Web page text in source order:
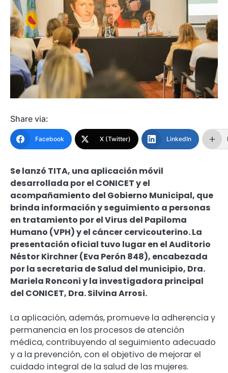
Share via:
Facebook X (Twitter) LinkedIn
Se lanzó TITA, una aplicación móvil
desarrollada por el CONICET y el
acompañamiento del Gobierno Municipal, que
brinda información y seguimiento a personas
en tratamiento por el Virus del Papiloma
Humano (VPH) y el cáncer cervicouterino. La
presentación oficial tuvo lugar en el Auditorio
Néstor Kirchner (Eva Perón 848), encabezada
por la secretaria de Salud del municipio, Dra.
Mariela Ronconi y la investigadora principal
del CONICET, Dra. Silvina Arrosi.
La aplicación, además, promueve la adherencia y
permanencia en los procesos de atención
médica, contribuyendo al seguimiento adecuado
y a la prevención, con el objetivo de mejorar el
cuidado integral de la salud de las mujeres.